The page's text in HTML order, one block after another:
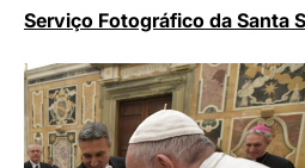
Serviço Fotográfico da Santa